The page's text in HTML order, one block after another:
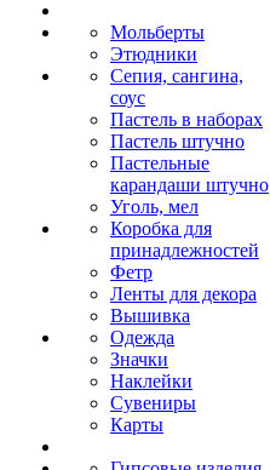
Мольберты
Этюдники
Сепия, сангина,
соус
Пастель в наборах
Пастель штучно
Пастельные
карандаши штучно
Уголь, мел
Коробка для
принадлежностей
Фетр
Ленты для декора
Вышивка
Одежда
Значки
Наклейки
Сувениры
Карты